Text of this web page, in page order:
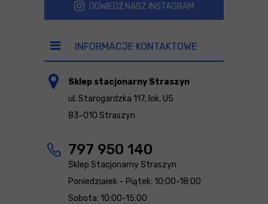
ODWIEDŹ NASZ INSTAGRAM
INFORMACJE KONTAKTOWE
Sklep stacjonarny Straszyn
ul. Starogardzka 117, lok. U5
83-010 Straszyn
797 950 140
Sklep Stacjonarny Straszyn
Poniedziałek – Piątek: 10:00-18:00
Sobota: 10:00-15:00